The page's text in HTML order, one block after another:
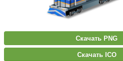
Скачать PNG
Скачать ICO